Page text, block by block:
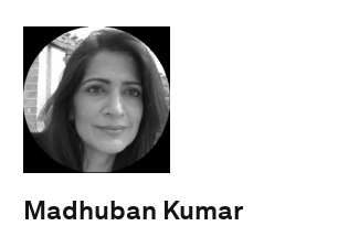
Madhuban Kumar